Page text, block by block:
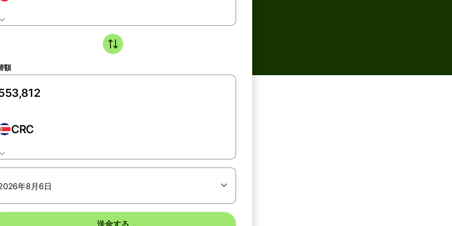
額
CRC
年8月6日
送金する